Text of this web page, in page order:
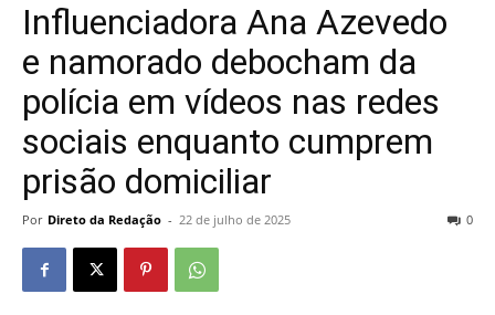
Influenciadora Ana Azevedo
e namorado debocham da
polícia em vídeos nas redes
sociais enquanto cumprem
prisão domiciliar
Por Direto da Redação - 22 de julho de 2025 0